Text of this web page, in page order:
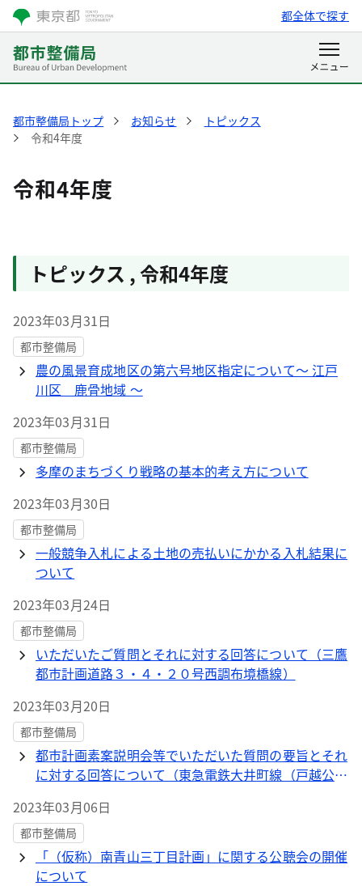
都全体で探す
都市整備局トップ お知らせ
トピックス
令和4年度
令和4年度
トピックス ,令和4年度
2023年03月31日
都市整備局
農の風景育成地区の第六号地区指定について～ 江戸
川区 鹿骨地域 ～
2023年03月31日
都市整備局
多摩のまちづくり戦略の基本的考え方について
2023年03月30日
都市整備局
一般競争入札による土地の売払いにかかる入札結果に
ついて
2023年03月24日
都市整備局
いただいたご質問とそれに対する回答について（三鷹
都市計画道路３・４・２０号西調布境橋線）
2023年03月20日
都市整備局
都市計画素案説明会等でいただいた質問の要旨とそれ
に対する回答について（東急電鉄大井町線（戸越公園
交通広場計画）
2023年03月06日
都市整備局
「（仮称）南青山三丁目計画」に関する公聴会の開催
について